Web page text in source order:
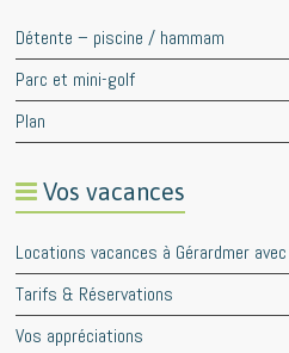
Détente – piscine / hammam
Parc et mini-golf
Plan
Vos vacances
Locations vacances à Gérardmer
Tarifs & Réservations
Vos appréciations